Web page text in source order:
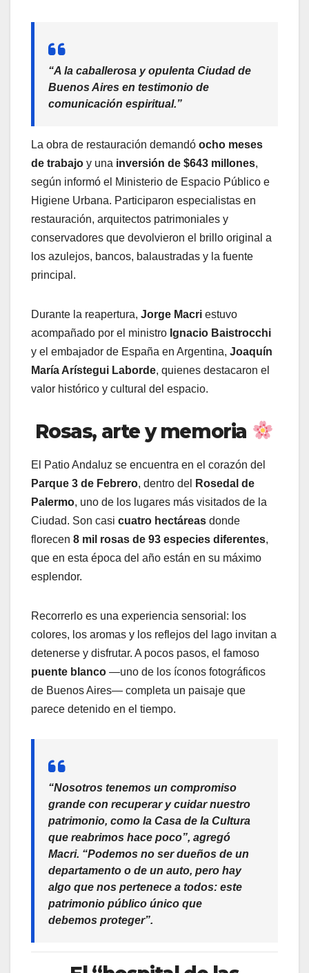
“A la caballerosa y opulenta Ciudad de
Buenos Aires en testimonio de
comunicación espiritual.”
La obra de restauración demandó ocho meses
de trabajo y una inversión de $643 millones,
según informó el Ministerio de Espacio Público e
Higiene Urbana. Participaron especialistas en
restauración, arquitectos patrimoniales y
conservadores que devolvieron el brillo original a
los azulejos, bancos, balaustradas y la fuente
principal.
Durante la reapertura, Jorge Macri estuvo
acompañado por el ministro Ignacio Baistrocchi
y el embajador de España en Argentina, Joaquín
María Arístegui Laborde, quienes destacaron el
valor histórico y cultural del espacio.
Rosas, arte y memoria
El Patio Andaluz se encuentra en el corazón del
Parque 3 de Febrero, dentro del
Rosedal de
Palermo, uno de los lugares más visitados de la
Ciudad. Son casi cuatro hectáreas donde
florecen 8 mil rosas de 93 especies diferentes,
que en esta época del año están en su máximo
esplendor.
Recorrerlo es una experiencia sensorial: los
colores, los aromas y los reflejos del lago invitan a
detenerse y disfrutar. A pocos pasos, el famoso
puente blanco —uno de los íconos fotográficos
de Buenos Aires— completa un paisaje que
parece detenido en el tiempo.
“Nosotros tenemos un compromiso
grande con recuperar y cuidar nuestro
patrimonio, como la Casa de la Cultura
que reabrimos hace poco”, agregó
Macri. “Podemos no ser dueños de un
departamento o de un auto, pero hay
algo que nos pertenece a todos: este
patrimonio público único que
debemos proteger”.